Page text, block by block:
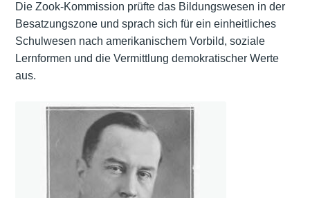
Die Zook-Kommission prüfte das Bildungswesen in der
Besatzungszone und sprach sich für ein einheitliches
Schulwesen nach amerikanischem Vorbild, soziale
Lernformen und die Vermittlung demokratischer Werte
aus.